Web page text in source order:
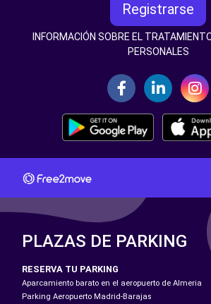
Registrarse
INFORMACIÓN SOBRE EL
PERSONALES
PLAZAS DE PARKING
RESERVA TU PARKING
Aparcamiento barato en el aeropuerto de Almeria
Parking Aeropuerto Madrid-Barajas